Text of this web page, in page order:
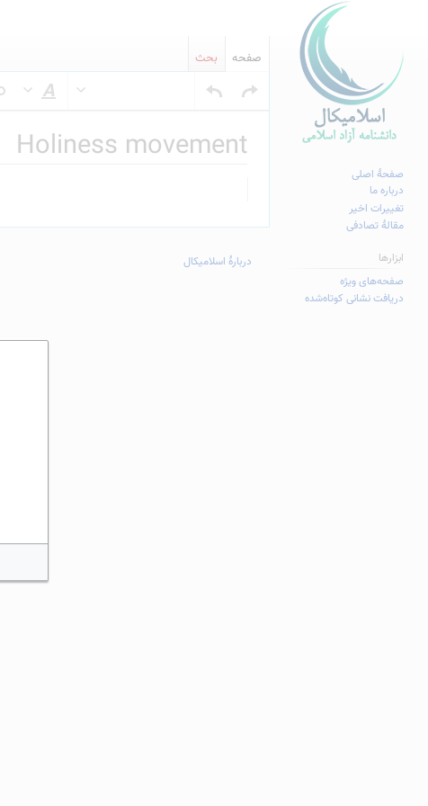
Holiness movement
ناوبری
جستجو
صفحه بحث
صفحهٔ اصلی
درباره ما
تغییرات اخیر
مقالهٔ تصادفی
ابزارها
صفحه‌های ویژه
دریافت نشانی کوتاه‌شده
دربارهٔ اسلامیکال